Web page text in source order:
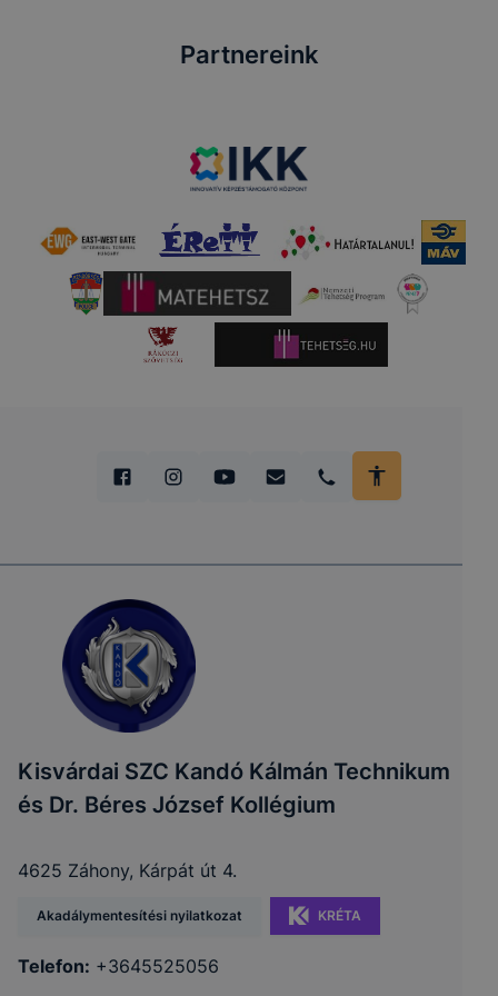
Partnereink
Kisvárdai SZC Kandó Kálmán Technikum
és Dr. Béres József Kollégium
4625 Záhony, Kárpát út 4.
Akadálymentesítési nyilatkozat KRÉTA
Telefon: +3645525056